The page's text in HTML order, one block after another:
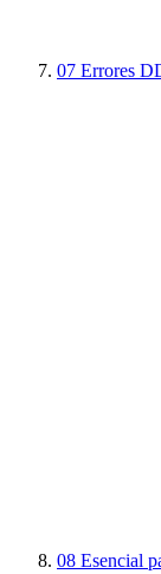
07 Errores
08 Esencial